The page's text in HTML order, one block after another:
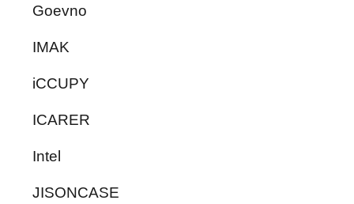
Goevno
IMAK
iCCUPY
ICARER
Intel
JISONCASE